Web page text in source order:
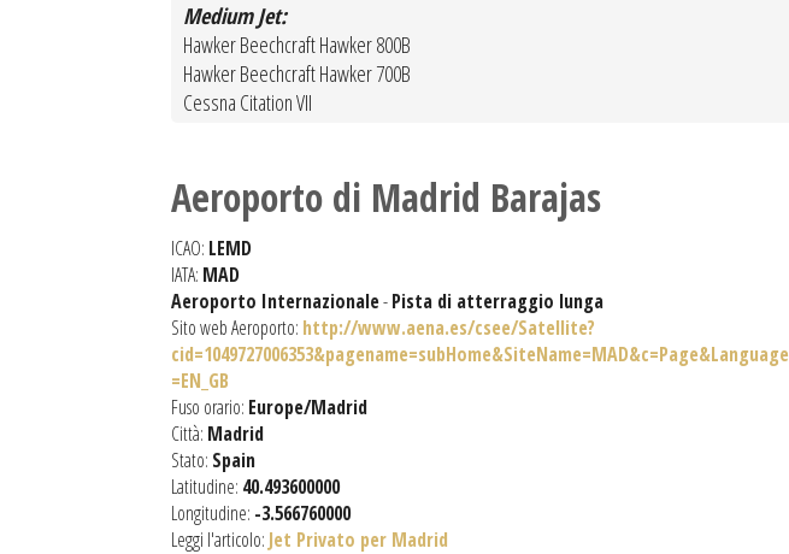
Medium Jet:
Hawker Beechcraft Hawker 800B
Hawker Beechcraft Hawker 700B
Cessna Citation VII
Aeroporto di Madrid Barajas
ICAO: LEMD
IATA: MAD
Aeroporto Internazionale-Pista di atterraggio lunga
Sito web Aeroporto: http://www.aena.es/csee/Satellite?
cid=1049727006353&pagename=subHome&SiteName=MAD&c=Page&Language
=EN_GB
Fuso orario: Europe/Madrid
Città: Madrid
Stato: Spain
Latitudine: 40.493600000
Longitudine: -3.566760000
Leggi l'articolo: Jet Privato per Madrid